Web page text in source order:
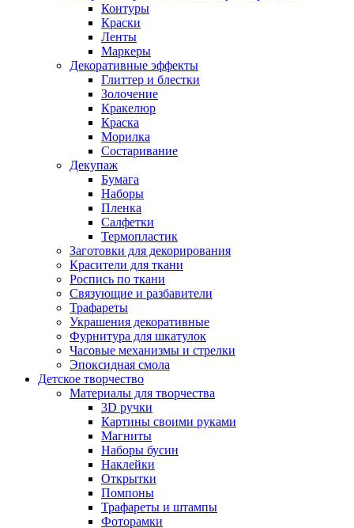
Контуры
Краски
Ленты
Маркеры
Декоративные эффекты
Глиттер и блестки
Золочение
Кракелюр
Краска
Морилка
Состаривание
Декупаж
Бумага
Наборы
Пленка
Салфетки
Термопластик
Заготовки для декорирования
Красители для ткани
Роспись по ткани
Связующие и разбавители
Трафареты
Украшения декоративные
Фурнитура для шкатулок
Часовые механизмы и стрелки
Эпоксидная смола
Детское творчество
Материалы для творчества
3D ручки
Картины своими руками
Магниты
Наборы бусин
Наклейки
Открытки
Помпоны
Трафареты и штампы
Фоторамки